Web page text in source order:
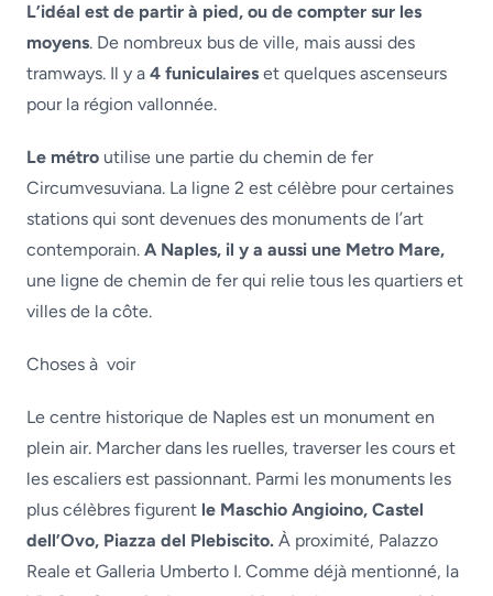
L’idéal est de partir à pied, ou de compter sur les
moyens. De nombreux bus de ville, mais aussi des
tramways. Il y a 4 funiculaires et quelques ascenseurs
pour la région vallonnée.
Le métro utilise une partie du chemin de fer
Circumvesuviana. La ligne 2 est célèbre pour certaines
stations qui sont devenues des monuments de l’art
contemporain. A Naples, il y a aussi une Metro Mare,
une ligne de chemin de fer qui relie tous les quartiers et
villes de la côte.
Choses à voir
Le centre historique de Naples est un monument en
plein air. Marcher dans les ruelles, traverser les cours et
les escaliers est passionnant. Parmi les monuments les
plus célèbres figurent le Maschio Angioino, Castel
dell’Ovo, Piazza del Plebiscito. À proximité, Palazzo
Reale et Galleria Umberto I. Comme déjà mentionné, la